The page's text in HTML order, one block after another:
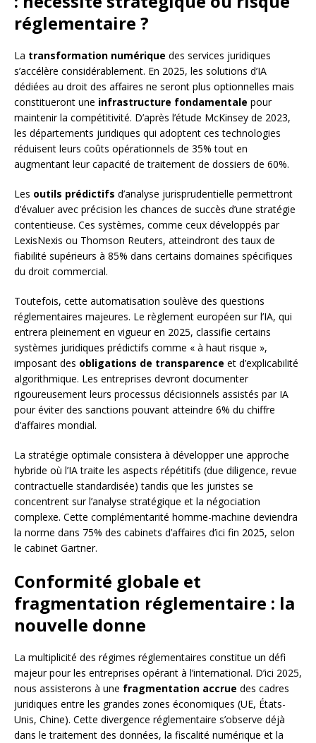
réglementaire ?
La transformation numérique des services juridiques
s’accélère considérablement. En 2025, les solutions d’IA
dédiées au droit des affaires ne seront plus optionnelles mais
constitueront une infrastructure fondamentale pour
maintenir la compétitivité. D’après l’étude McKinsey de 2023,
les départements juridiques qui adoptent ces technologies
réduisent leurs coûts opérationnels de 35% tout en
augmentant leur capacité de traitement de dossiers de 60%.
Les outils prédictifs d’analyse jurisprudentielle permettront
d’évaluer avec précision les chances de succès d’une stratégie
contentieuse. Ces systèmes, comme ceux développés par
LexisNexis ou Thomson Reuters, atteindront des taux de
fiabilité supérieurs à 85% dans certains domaines spécifiques
du droit commercial.
Toutefois, cette automatisation soulève des questions
réglementaires majeures. Le règlement européen sur l’IA, qui
entrera pleinement en vigueur en 2025, classifie certains
systèmes juridiques prédictifs comme « à haut risque »,
imposant des obligations de transparence et d’explicabilité
algorithmique. Les entreprises devront documenter
rigoureusement leurs processus décisionnels assistés par IA
pour éviter des sanctions pouvant atteindre 6% du chiffre
d’affaires mondial.
La stratégie optimale consistera à développer une approche
hybride où l’IA traite les aspects répétitifs (due diligence, revue
contractuelle standardisée) tandis que les juristes se
concentrent sur l’analyse stratégique et la négociation
complexe. Cette complémentarité homme-machine deviendra
la norme dans 75% des cabinets d’affaires d’ici fin 2025, selon
le cabinet Gartner.
Conformité globale et
fragmentation réglementaire : la
nouvelle donne
La multiplicité des régimes réglementaires constitue un défi
majeur pour les entreprises opérant à l’international. D’ici 2025,
nous assisterons à une fragmentation accrue des cadres
juridiques entre les grandes zones économiques (UE, États-
Unis, Chine). Cette divergence réglementaire s’observe déjà
dans le traitement des données, la fiscalité numérique et la